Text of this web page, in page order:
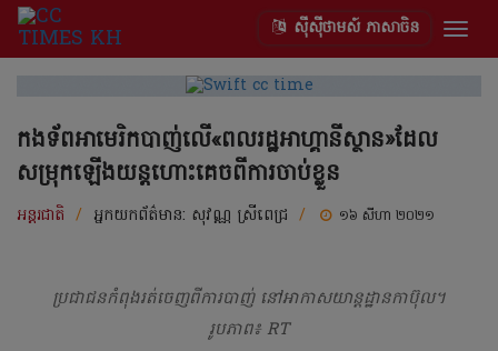
ស៊ីស៊ីថាមស៍ ភាសាចិន
កងទ័ពអាមេរិកបាញ់លើ«ពលរដ្ឋអាហ្គានីស្ថាន»ដែល
សម្រុកឡើងយន្តហោះគេចពីការចាប់ខ្លួន
អន្តរជាតិ / អ្នកយកព័ត៌មាន: សុវណ្ណ ស្រីពេជ្រ / ១៦ សីហា ២០២១
ប្រជាជនកំពុងរត់ចេញពីការបាញ់ នៅអាកាសយាន្តដ្ឋានកាប៊ុល។
រូបភាព៖ RT